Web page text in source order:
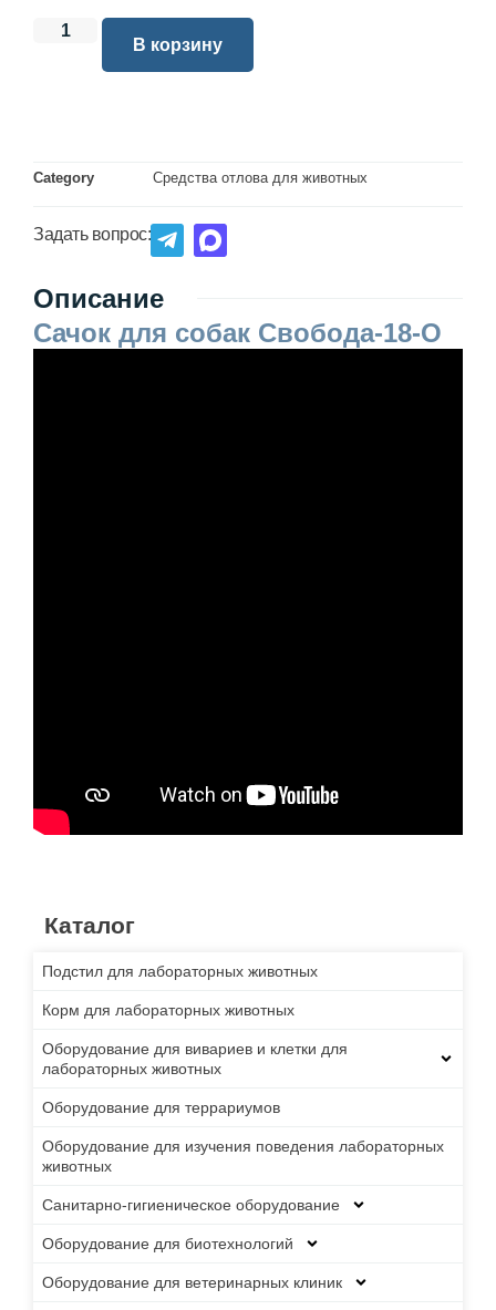
Каталог
Подстил для лабораторных животных
Корм для лабораторных животных
Оборудование для вивариев и клетки для
лабораторных животных
Оборудование для террариумов
Оборудование для изучения поведения лабораторных
животных
Санитарно-гигиеническое оборудование
Оборудование для биотехнологий
Оборудование для ветеринарных клиник
В корзину
Category Средства отлова для животных
Задать вопрос:
Описание
Сачок для собак Свобода-18-О